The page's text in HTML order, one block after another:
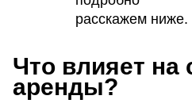
расскажем ниже.
Что влияет на
аренды?